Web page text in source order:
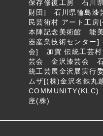
保存修復工房 石川
財団] 石川県輪島漆
民芸術村 アート工
本陣記念美術館 能
器産業技術センタ
会] 加賀 伝統工芸
芸会 金沢漆芸会 石
統工芸展金沢展実
ムザ[(株)金沢名鉄
座(株)